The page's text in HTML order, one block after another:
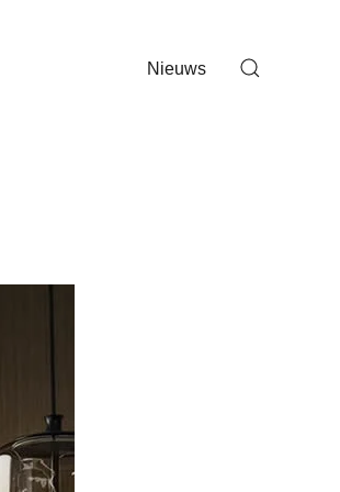
Nieuws